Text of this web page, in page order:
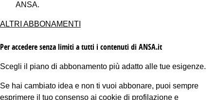
ANSA.
ALTRI ABBONAMENTI
Per accedere senza limiti a tutti i contenuti di ANSA.it
Scegli il piano di abbonamento più adatto alle tue esigenze.
Se hai cambiato idea e non ti vuoi abbonare, puoi sempre
esprimere il tuo consenso ai cookie di profilazione e